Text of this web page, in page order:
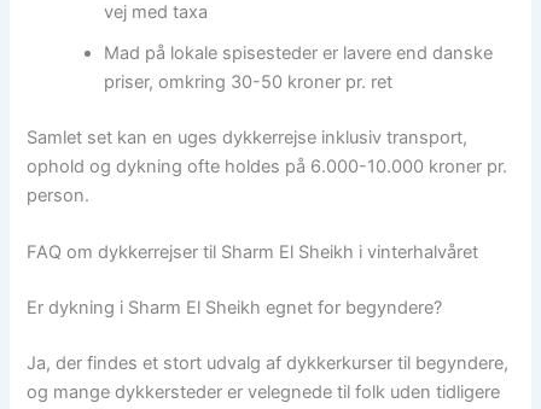
vej med taxa
Mad på lokale spisesteder er lavere end danske
priser, omkring 30-50 kroner pr. ret
Samlet set kan en uges dykkerrejse inklusiv transport,
ophold og dykning ofte holdes på 6.000-10.000 kroner pr.
person.
FAQ om dykkerrejser til Sharm El Sheikh i vinterhalvåret
Er dykning i Sharm El Sheikh egnet for begyndere?
Ja, der findes et stort udvalg af dykkerkurser til begyndere,
og mange dykkersteder er velegnede til folk uden tidligere